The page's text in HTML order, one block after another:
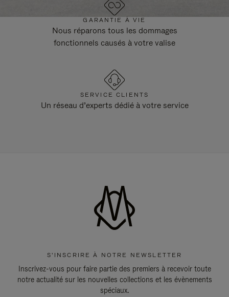
GARANTIE À VIE
Nous réparons tous les dommages
fonctionnels causés à votre valise
SERVICE CLIENTS
Un réseau d’experts dédié à votre service
S'INSCRIRE À NOTRE NEWSLETTER
Inscrivez-vous pour faire partie des premiers à recevoir toute
notre actualité sur les nouvelles collections et les évènements
spéciaux.